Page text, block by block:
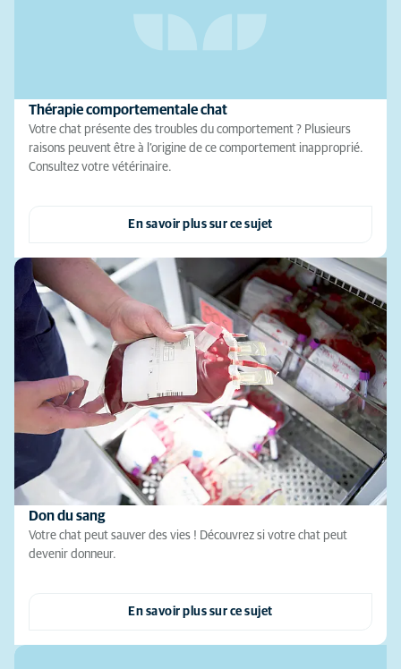
Thérapie comportementale chat
Votre chat présente des troubles du comportement ? Plusieurs
raisons peuvent être à l’origine de ce comportement inapproprié.
Consultez votre vétérinaire.
En savoir plus sur ce sujet
Don du sang
Votre chat peut sauver des vies ! Découvrez si votre chat peut
devenir donneur.
En savoir plus sur ce sujet